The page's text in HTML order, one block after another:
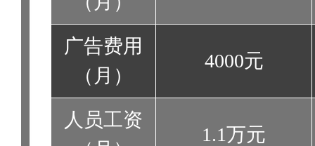
广告费用
（月）
4000元
人员工资
1.1万元